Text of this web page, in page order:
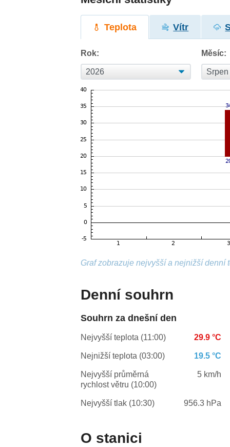
Teplota Vítr
Rok: Měsíc:
Graf zobrazuje nejvyšší a nejnižší denní
Denní souhrn
Souhrn za dnešní den
Nejvyšší teplota (11:00) 29.9 °C
Nejnižší teplota (03:00) 19.5 °C
Nejvyšší průměrná
rychlost větru (10:00)
5 km/h
Nejvyšší tlak (10:30) 956.3 hPa
O stanici